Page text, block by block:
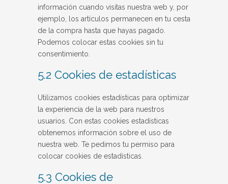
información cuando visitas nuestra web y, por
ejemplo, los artículos permanecen en tu cesta
de la compra hasta que hayas pagado.
Podemos colocar estas cookies sin tu
consentimiento.
5.2 Cookies de estadísticas
Utilizamos cookies estadísticas para optimizar
la experiencia de la web para nuestros
usuarios. Con estas cookies estadísticas
obtenemos información sobre el uso de
nuestra web. Te pedimos tu permiso para
colocar cookies de estadísticas.
5.3 Cookies de